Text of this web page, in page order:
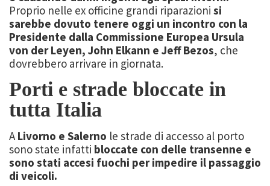
Proprio nelle ex officine grandi riparazioni si
sarebbe dovuto tenere oggi un incontro con la
Presidente dalla Commissione Europea Ursula
von der Leyen, John Elkann e Jeff Bezos, che
dovrebbero arrivare in giornata.
Porti e strade bloccate in
tutta Italia
A Livorno e Salerno le strade di accesso al porto
sono state infatti bloccate con delle transenne e
sono stati accesi fuochi per impedire il passaggio
di veicoli.